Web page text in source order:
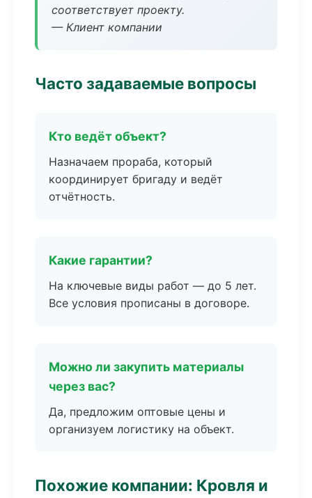
соответствует проекту.
— Клиент компании
Часто задаваемые вопросы
Кто ведёт объект?
Назначаем прораба, который
координирует бригаду и ведёт
отчётность.
Какие гарантии?
На ключевые виды работ — до 5 лет.
Все условия прописаны в договоре.
Можно ли закупить материалы
через вас?
Да, предложим оптовые цены и
организуем логистику на объект.
Похожие компании: Кровля и